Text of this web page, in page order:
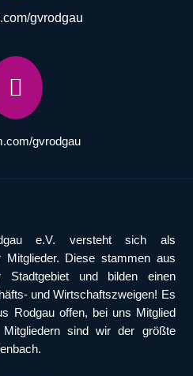
gvrodgau

gvrodgau
e.V. versteht sich als
Mitglieder. Diese stammen aus
Stadtgebiet und bilden einen
und Wirtschaftszweigen! Es
Rodgau offen, bei uns Mitglied
sind wir der größte